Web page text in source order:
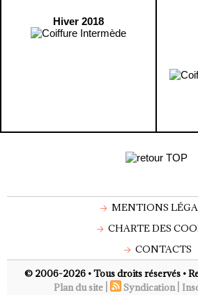
Hiver 2018
MENTIONS
CHARTE DES
CONTACTS
© 2006-2026 • Tous droits réservés •
Plan du site
Syndication